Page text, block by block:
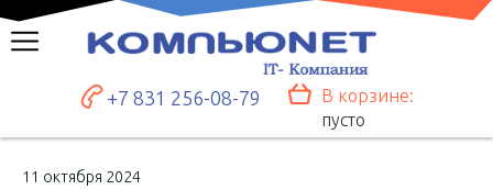
+7 831 256-08-79
В корзине:
пусто
11 октября 2024